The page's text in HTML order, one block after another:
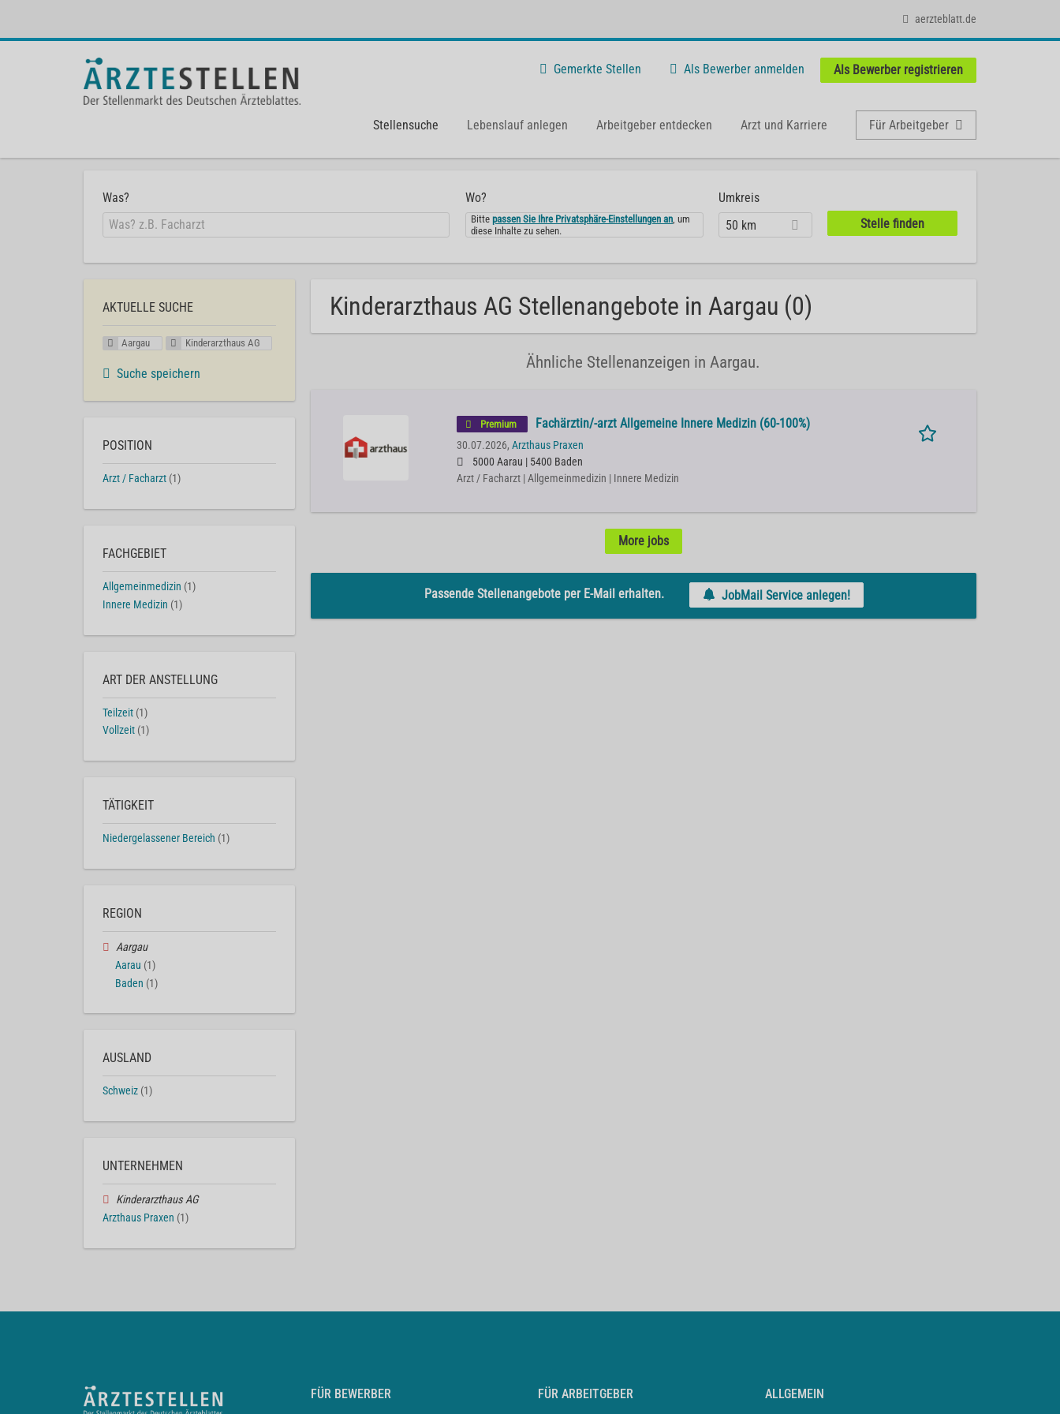
aerzteblatt.de
Gemerkte Stellen Als Bewerber anmelden Als Bewerber registrieren
Stellensuche Lebenslauf anlegen Arbeitgeber entdecken Arzt und Karriere Für Arbeitgeber
Was? Wo?
Bittepassen Sie Ihre Privatsphäre-Einstellungen an, um
diese Inhalte zu sehen.
Umkreis
50 km
Kinderarzthaus AG Stellenangebote in Aargau (0)
Ähnliche Stellenanzeigen in Aargau.
Premium Fachärztin/-arzt Allgemeine Innere Medizin (60-100%)
30.07.2026, Arzthaus Praxen
5000 Aarau | 5400 Baden
Arzt / Facharzt | Allgemeinmedizin | Innere Medizin
More jobs
Passende Stellenangebote per E-Mail erhalten. JobMail Service anlegen!
AKTUELLE SUCHE
Aargau Kinderarzthaus AG
Suche speichern
POSITION
Arzt / Facharzt (1)
FACHGEBIET
Allgemeinmedizin (1)
Innere Medizin (1)
ART DER ANSTELLUNG
Teilzeit (1)
Vollzeit (1)
TÄTIGKEIT
Niedergelassener Bereich (1)
REGION
Aargau
Aarau (1)
Baden (1)
AUSLAND
Schweiz (1)
UNTERNEHMEN
Kinderarzthaus AG
Arzthaus Praxen (1)
FÜR BEWERBER FÜR ARBEITGEBER ALLGEMEIN